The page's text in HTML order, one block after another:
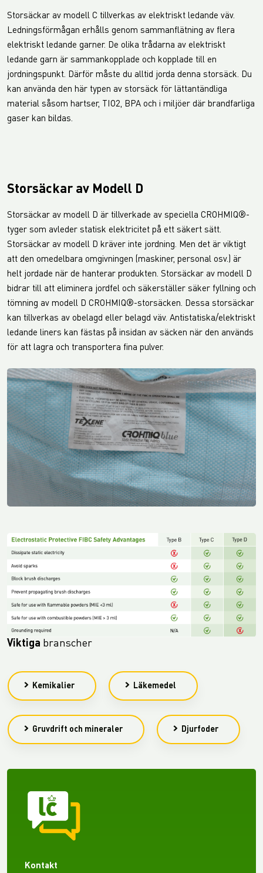
Storsäckar av modell C tillverkas av elektriskt ledande väv.
Ledningsförmågan erhålls genom sammanflätning av flera
elektriskt ledande garner. De olika trådarna av elektriskt
ledande garn är sammankopplade och kopplade till en
jordningspunkt. Därför måste du alltid jorda denna storsäck. Du
kan använda den här typen av storsäck för lättantändliga
material såsom hartser, TIO2, BPA och i miljöer där brandfarliga
gaser kan bildas.
Storsäckar av Modell D
Storsäckar av modell D är tillverkade av speciella CROHMIQ®-
tyger som avleder statisk elektricitet på ett säkert sätt.
Storsäckar av modell D kräver inte jordning. Men det är viktigt
att den omedelbara omgivningen (maskiner, personal osv.) är
helt jordade när de hanterar produkten. Storsäckar av modell D
bidrar till att eliminera jordfel och säkerställer säker fyllning och
tömning av modell D CROHMIQ®-storsäcken. Dessa storsäckar
kan tillverkas av obelagd eller belagd väv. Antistatiska/elektriskt
ledande liners kan fästas på insidan av säcken när den används
för att lagra och transportera fina pulver.
Viktiga branscher
Kemikalier Läkemedel
Gruvdrift och mineraler Djurfoder
Kontakt